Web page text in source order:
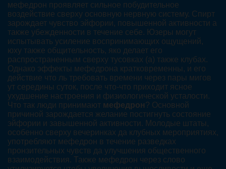
мефедрон проявляет сильное побудительное
воздействие сверху основную нервную систему. Спирт
зарождает чувство эйфории, повышенной активности а
также убежденности в течение себе. Юзеры могут
испытывать усиление воспринимающих ощущений,
юху также общительность, яко делает его
распространенным сверху тусовках (а) также клубах.
Однако эффекты мефедрона кратковременны, и его
действие что ль требовать времени через пары мигов
ут середины суток, после что-что приходит ясное
ухудшение настроения и физиологической усталости.
Что так люди принимают мефедрон? Основной
причиной зарождается желание постигнуть состояние
эйфории и завышенной активности. Молодые штаты,
особенно сверху вечеринках да клубных мероприятиях,
употребляют мефедрон в течение разведках
пронзительных чувств да улучшения общественного
взаимодействия. Также мефедрон через слово